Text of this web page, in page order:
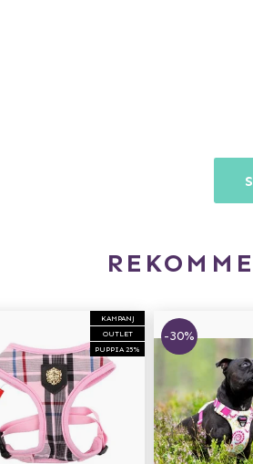
KAMPANJ
OUTLET
PUPPIA 25%
-30%